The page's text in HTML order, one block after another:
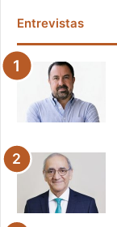
Entrevistas